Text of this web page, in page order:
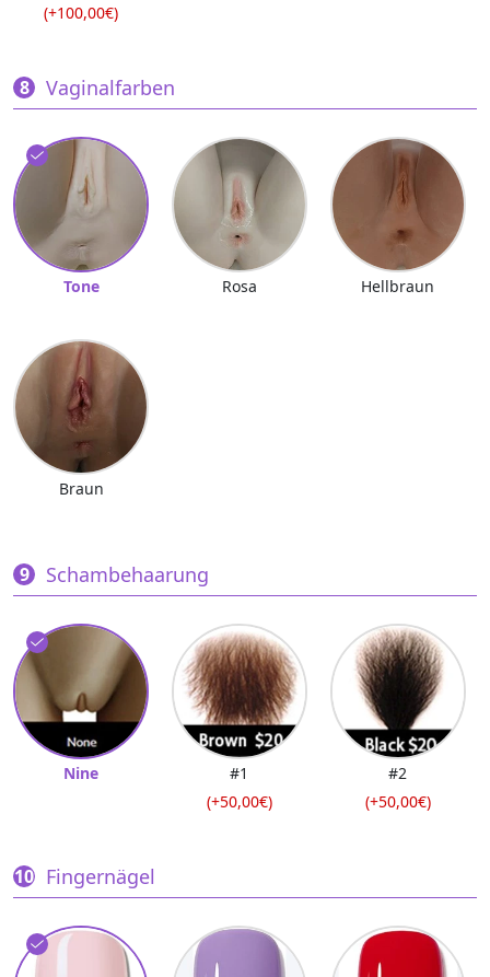
(+100,00€)
Vaginalfarben
Tone Rosa Hellbraun
Braun
Schambehaarung
Nine
#1
(+50,00€)
#2
(+50,00€)
Fingernägel